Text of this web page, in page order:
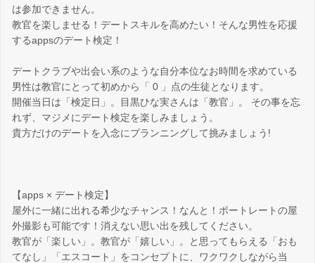
は参加できません。
教官を楽しませる！デートスキルを高めたい！そんな男性を応援
するappsのデート検定！
デートクラブや出会い系のような自分本位なお時間を求めている
男性は教官にとって初めから「 0 」点の生徒となります。
開催当日は「検定日」。目黒ひな実さんは「教官」。 その事を忘
れず、マジメにデート検定を楽しみましょう。
貴方だけのデートを入念にプランニングして挑みましょう!
【apps × デート検定】
屋外に一緒に出れる希少なチャンス！なんと！ポートレートの屋
外撮影も可能です！消えない思い出を残してください。
教官が「楽しい」。教官が「嬉しい」。と思ってもらえる「おも
てなし」「エスコート」をコンセプトに、ワクワクしながら当